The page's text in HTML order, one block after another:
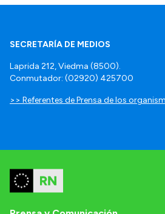
SECRETARÍA DE MEDIOS
Laprida 212, Viedma (8500).
Conmutador: (02920) 425700
>> Referentes de Prensa de los